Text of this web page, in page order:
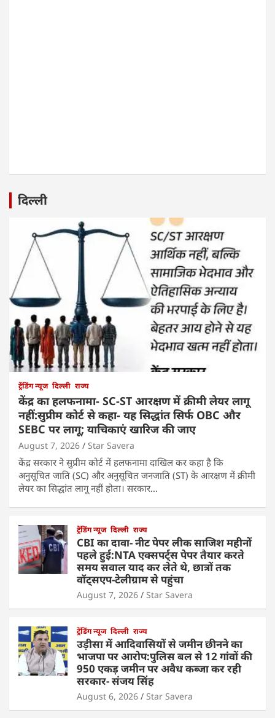
दिल्ली
ट्रेंडिंग न्यूज दिल्ली राज्य
केंद्र का हलफनामा- SC-ST आरक्षण में क्रीमी लेयर लागू
नहीं:सुप्रीम कोर्ट से कहा- यह सिद्धांत सिर्फ OBC और
SEBC पर लागू; याचिकाएं खारिज की जाए
August 7, 2026 Star Savera
केंद्र सरकार ने सुप्रीम कोर्ट में हलफनामा दाखिल कर कहा है कि
अनुसूचित जाति (SC) और अनुसूचित जनजाति (ST) के आरक्षण में क्रीमी
लेयर का सिद्धांत लागू नहीं होता। सरकार…
ट्रेंडिंग न्यूज दिल्ली राज्य
CBI का दावा- नीट पेपर लीक साजिश महीनों
पहले हुई:NTA एक्सपर्ट्स पेपर तैयार करते
समय सवाल याद कर लेते थे, छात्रों तक
वॉट्सएप-टेलीग्राम से पहुंचा
August 7, 2026 Star Savera
ट्रेंडिंग न्यूज दिल्ली राज्य
उड़ीसा में आदिवासियों से जमीन छीनने का
भाजपा पर आरोप:पुलिस बल से 12 गांवों की
950 एकड़ जमीन पर अवैध कब्जा कर रही
सरकार- संजय सिंह
August 6, 2026 Star Savera